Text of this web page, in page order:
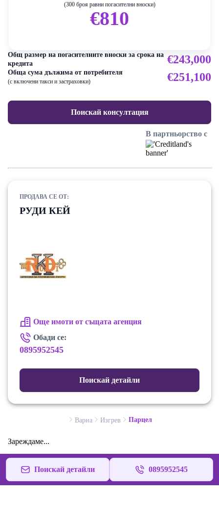
(300 броя равни погасителни вноски)
€810
Общ размер на погасителните вноски за срока на
кредита
€243,000
Обща сума дължима от потребителя
(с включени такси и застраховки) €251,100
Поискай консултация
В партньорство с
ПРОДАВА СЕ ОТ:
РУДИ КЕЙ
Още имоти от същата агенция
Обади се:
0895952545
Поискай детайли
Варна Изгрев Парцел
Зареждаме...
Поискай детайли 0895952545